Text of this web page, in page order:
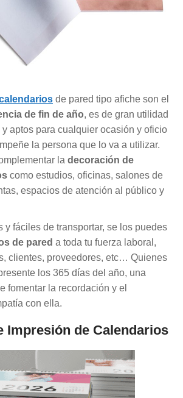
de pared tipo afiche son el
de fin de año, es de gran utilidad
aptos para cualquier ocasión y oficio
la persona que lo va a utilizar.
la decoración de
como estudios, oficinas, salones de
espacios de atención al público y
y fáciles de transportar, se los puedes
de pared a toda tu fuerza laboral,
clientes, proveedores, etc… Quienes
los 365 días del año, una
fomentar la recordación y el
con ella.
Impresión de Calendarios